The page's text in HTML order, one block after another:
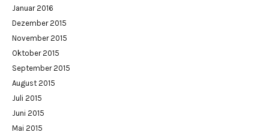
Januar 2016
Dezember 2015
November 2015
Oktober 2015
September 2015
August 2015
Juli 2015
Juni 2015
Mai 2015